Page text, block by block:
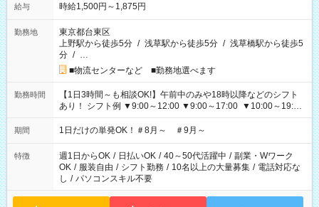
給与 時給1,500円～1,875円
勤務地
東京都台東区
上野駅から徒歩5分 / 浅草駅から徒歩5分 / 浅草橋駅から徒歩5
分 / …
■物流センターなど ■勤務地選べます
勤務時間
【1日3時間～も相談OK!】午前中のみや18時以降などのシフト
あり！ シフト例 ▼9:00～12:00 ▼9:00～17:00 ▼10:00～19:00
▼18:00～21:00
期間 1日だけの単発OK！＃8月～ ＃9月～
特徴 週1日からOK / 日払いOK / 40～50代活躍中 / 副業・Wワーク
OK / 服装自由 / シフト勤務 / 10名以上の大量募集 / 電話対応な
し / パソコンスキル不要